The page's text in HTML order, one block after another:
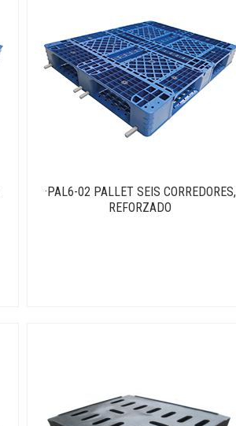
·PAL6-02 PALLET SEIS CORREDORES,
REFORZADO